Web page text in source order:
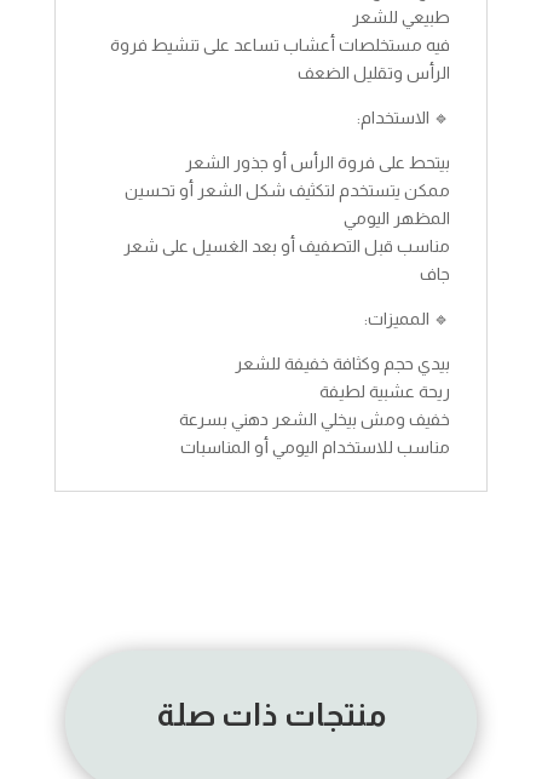
طبيعي للشعر
فيه مستخلصات أعشاب تساعد على تنشيط فروة
الرأس وتقليل الضعف
🔹 الاستخدام:
بيتحط على فروة الرأس أو جذور الشعر
ممكن يتستخدم لتكثيف شكل الشعر أو تحسين
المظهر اليومي
مناسب قبل التصفيف أو بعد الغسيل على شعر
جاف
🔹 المميزات:
بيدي حجم وكثافة خفيفة للشعر
ريحة عشبية لطيفة
خفيف ومش بيخلي الشعر دهني بسرعة
مناسب للاستخدام اليومي أو المناسبات
منتجات ذات صلة